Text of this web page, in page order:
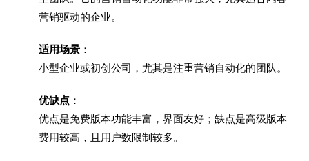
营销驱动的企业。
适用场景 ：
小型企业或初创公司，尤其是注重营销自动化的团队。
优缺点 ：
优点是免费版本功能丰富，界面友好；缺点是高级版本
费用较高，且用户数限制较多。